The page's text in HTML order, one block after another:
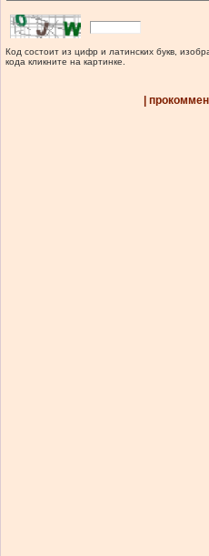
Код состоит из цифр и латинских букв,
кода кликните на картинке.
|